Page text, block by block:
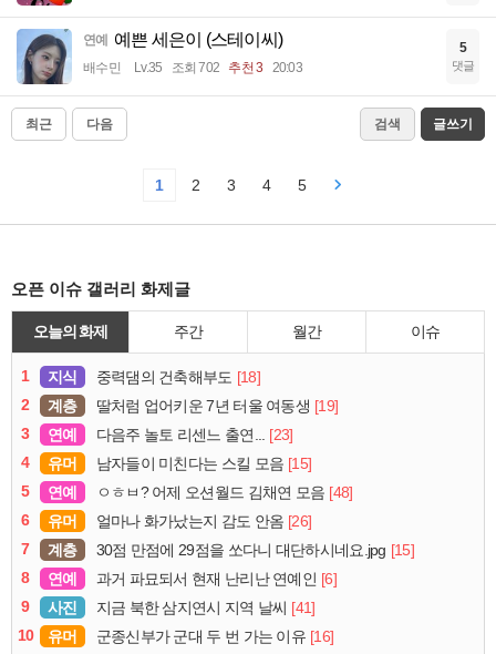
연예 예쁜 세은이 (스테이씨)
배수민 Lv.35 조회 702 추천 3 20:03
5
댓글
최근 다음 검색 글쓰기
1 2 3 4 5
오픈 이슈 갤러리 화제글
오늘의 화제 주간 월간 이슈
1 지식 중력댐의 건축해부도 [18]
2
계층 딸처럼 업어키운 7년 터울 여동생 [19]
3
연예 다음주 놀토 리센느 출연... [23]
4
유머 남자들이 미친다는 스킬 모음 [15]
5
연예 ㅇㅎㅂ? 어제 오션월드 김채연 모음 [48]
6
유머 얼마나 화가났는지 감도 안옴 [26]
7
계층 30점 만점에 29점을 쏘다니 대단하시네요.jpg [15]
8
연예 과거 파묘되서 현재 난리난 연예인 [6]
9
사진 지금 북한 삼지연시 지역 날씨 [41]
10
유머 군종신부가 군대 두 번 가는 이유 [16]